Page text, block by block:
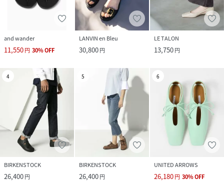
and wander
11,550円 30%OFF
LANVIN en Bleu
30,800円
LE TALON
13,750円
4
BIRKENSTOCK
26,400円
5
BIRKENSTOCK
26,400円
6
UNITED ARROWS
26,180円 30%OFF